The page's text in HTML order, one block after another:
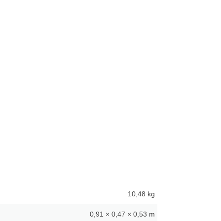
10,48 kg
0,91 × 0,47 × 0,53 m